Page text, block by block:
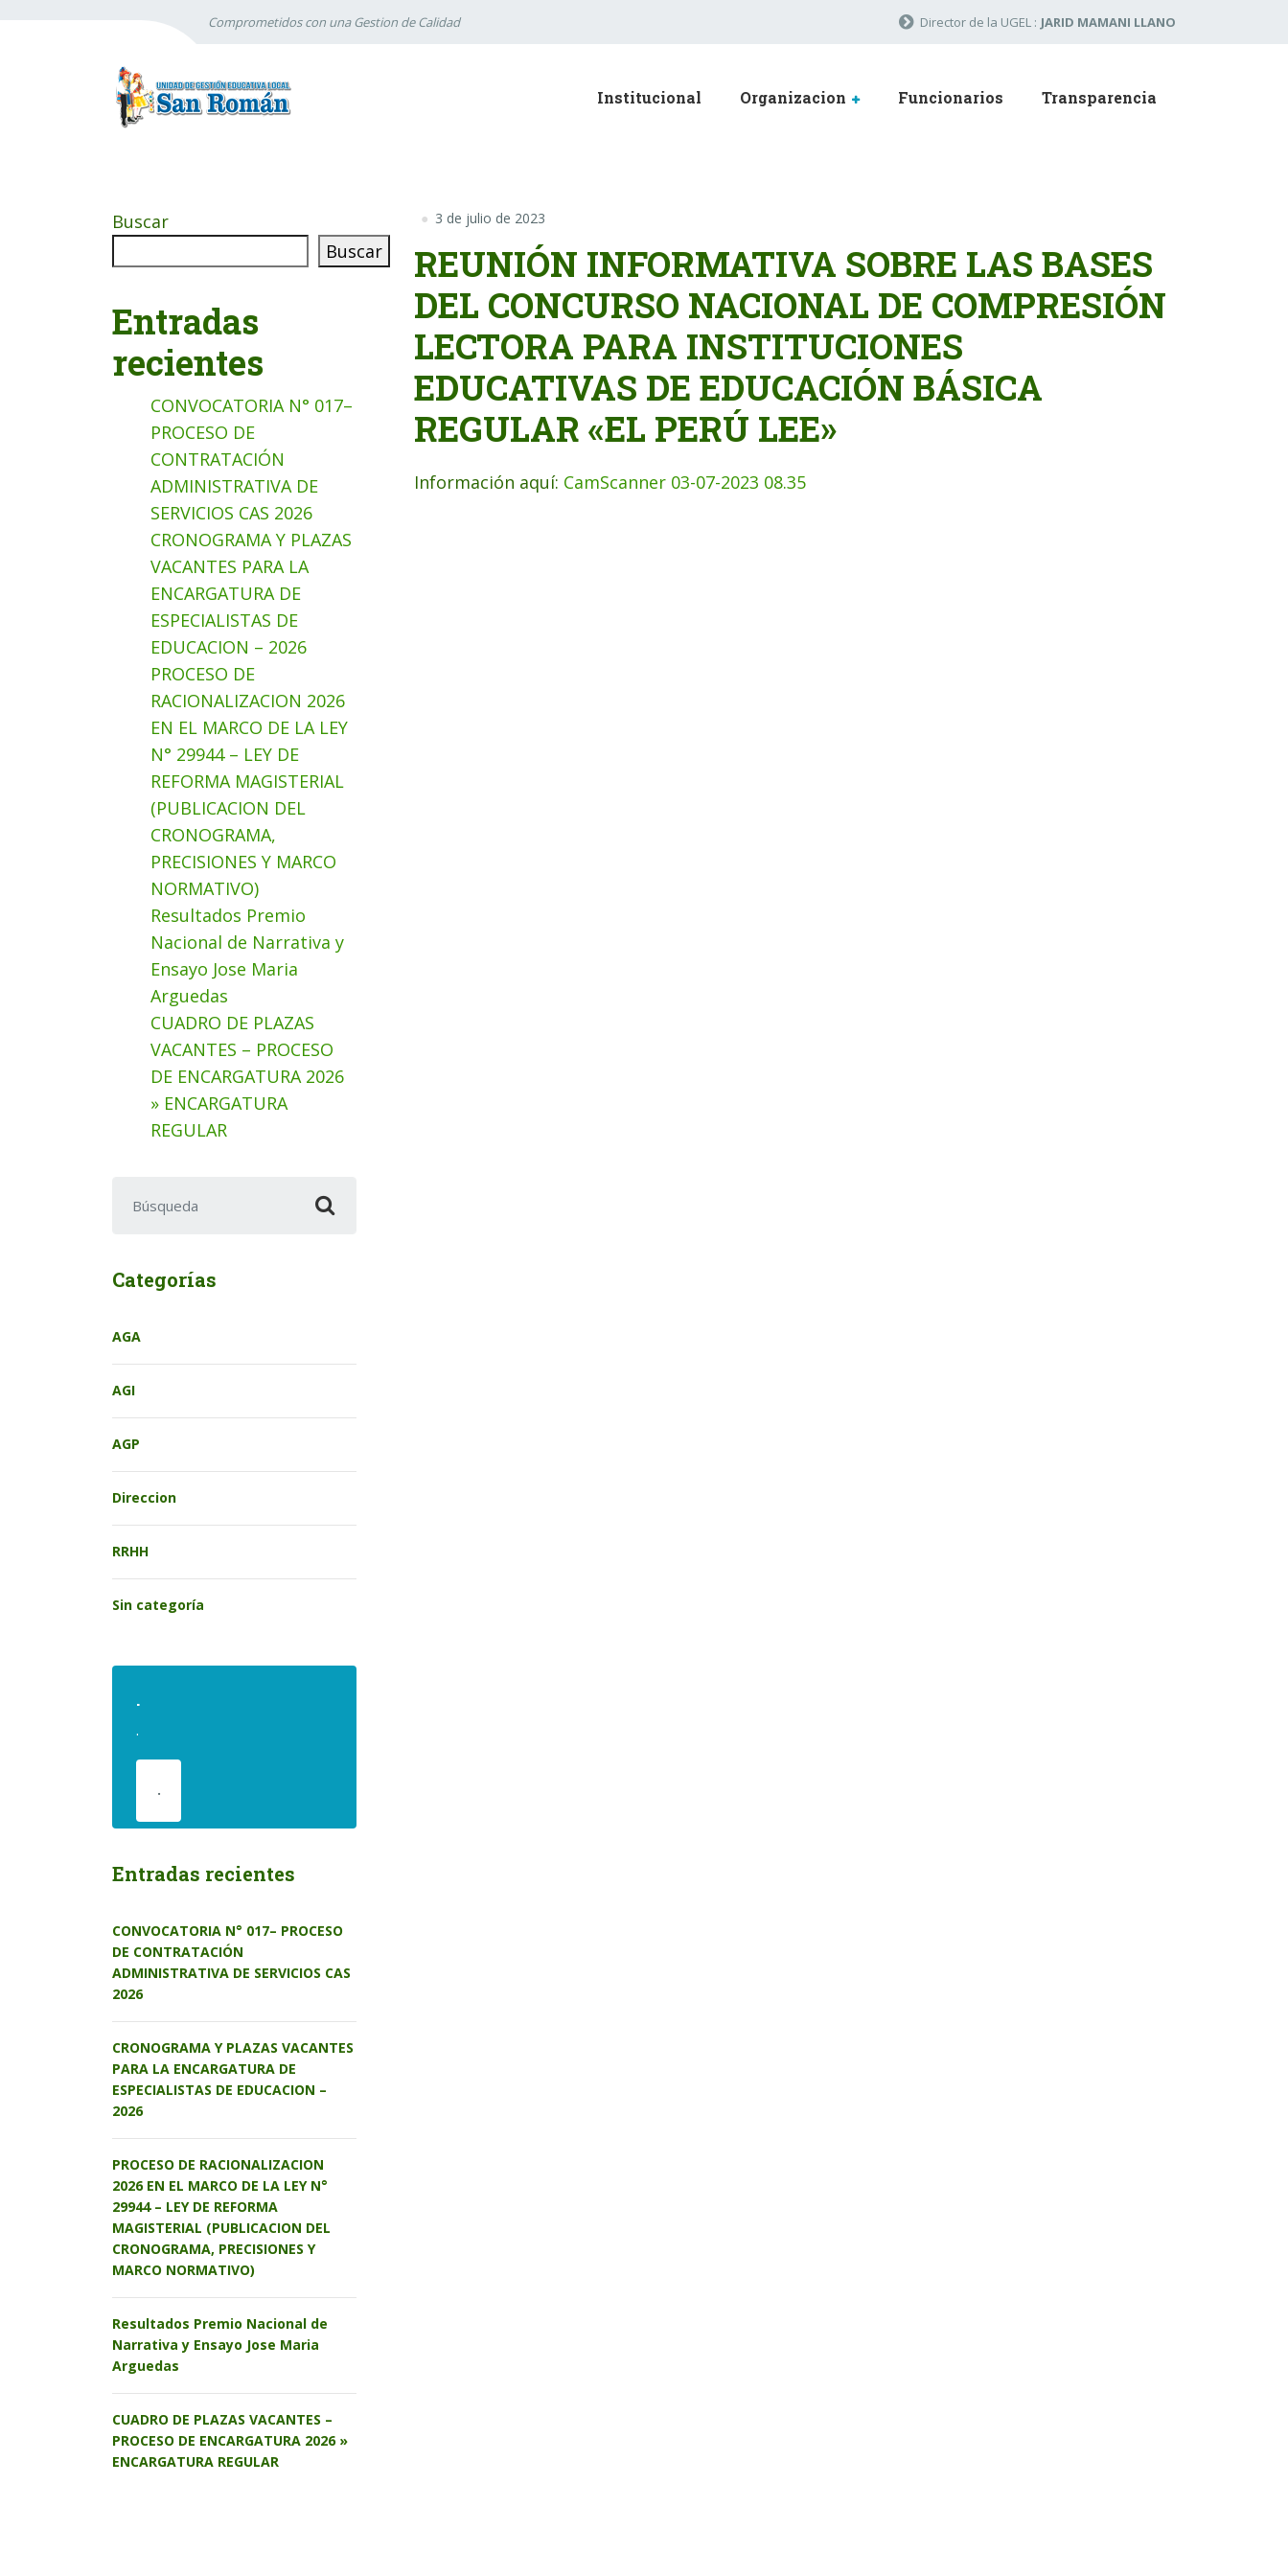
Comprometidos con una Gestion de Calidad Director de la UGEL : JARID MAMANI LLANO
Institucional Organizacion Funcionarios Transparencia
3 de julio de 2023
REUNIÓN INFORMATIVA SOBRE LAS BASES
DEL CONCURSO NACIONAL DE COMPRESIÓN
LECTORA PARA INSTITUCIONES
EDUCATIVAS DE EDUCACIÓN BÁSICA
REGULAR «EL PERÚ LEE»
Información aquí: CamScanner 03-07-2023 08.35
Buscar
Buscar
Entradas
recientes
CONVOCATORIA N° 017–
PROCESO DE
CONTRATACIÓN
ADMINISTRATIVA DE
SERVICIOS CAS 2026
CRONOGRAMA Y PLAZAS
VACANTES PARA LA
ENCARGATURA DE
ESPECIALISTAS DE
EDUCACION – 2026
PROCESO DE
RACIONALIZACION 2026
EN EL MARCO DE LA LEY
N° 29944 – LEY DE
REFORMA MAGISTERIAL
(PUBLICACION DEL
CRONOGRAMA,
PRECISIONES Y MARCO
NORMATIVO)
Resultados Premio
Nacional de Narrativa y
Ensayo Jose Maria
Arguedas
CUADRO DE PLAZAS
VACANTES – PROCESO
DE ENCARGATURA 2026
» ENCARGATURA
REGULAR
Categorías
AGA
AGI
AGP
Direccion
RRHH
Sin categoría
.
.
.
Entradas recientes
CONVOCATORIA N° 017– PROCESO
DE CONTRATACIÓN
ADMINISTRATIVA DE SERVICIOS CAS
2026
CRONOGRAMA Y PLAZAS VACANTES
PARA LA ENCARGATURA DE
ESPECIALISTAS DE EDUCACION –
2026
PROCESO DE RACIONALIZACION
2026 EN EL MARCO DE LA LEY N°
29944 – LEY DE REFORMA
MAGISTERIAL (PUBLICACION DEL
CRONOGRAMA, PRECISIONES Y
MARCO NORMATIVO)
Resultados Premio Nacional de
Narrativa y Ensayo Jose Maria
Arguedas
CUADRO DE PLAZAS VACANTES –
PROCESO DE ENCARGATURA 2026 »
ENCARGATURA REGULAR